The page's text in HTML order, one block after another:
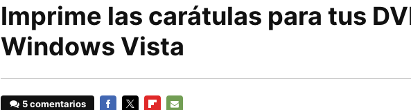
Imprime las carátulas para tus
Windows Vista
5 comentarios